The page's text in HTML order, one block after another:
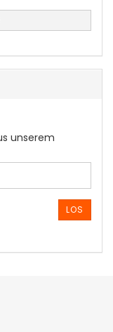
unserem
LOS